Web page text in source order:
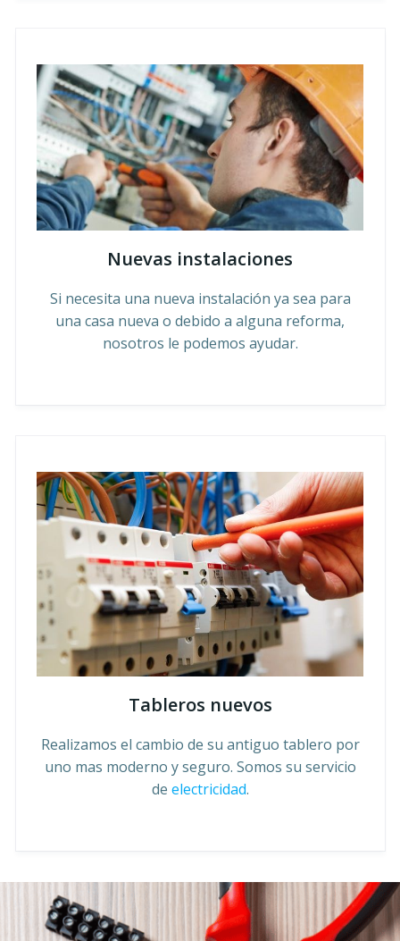
Nuevas instalaciones
Si necesita una nueva instalación ya sea para
una casa nueva o debido a alguna reforma,
nosotros le podemos ayudar.
Tableros nuevos
Realizamos el cambio de su antiguo tablero por
uno mas moderno y seguro. Somos su servicio
de electricidad.